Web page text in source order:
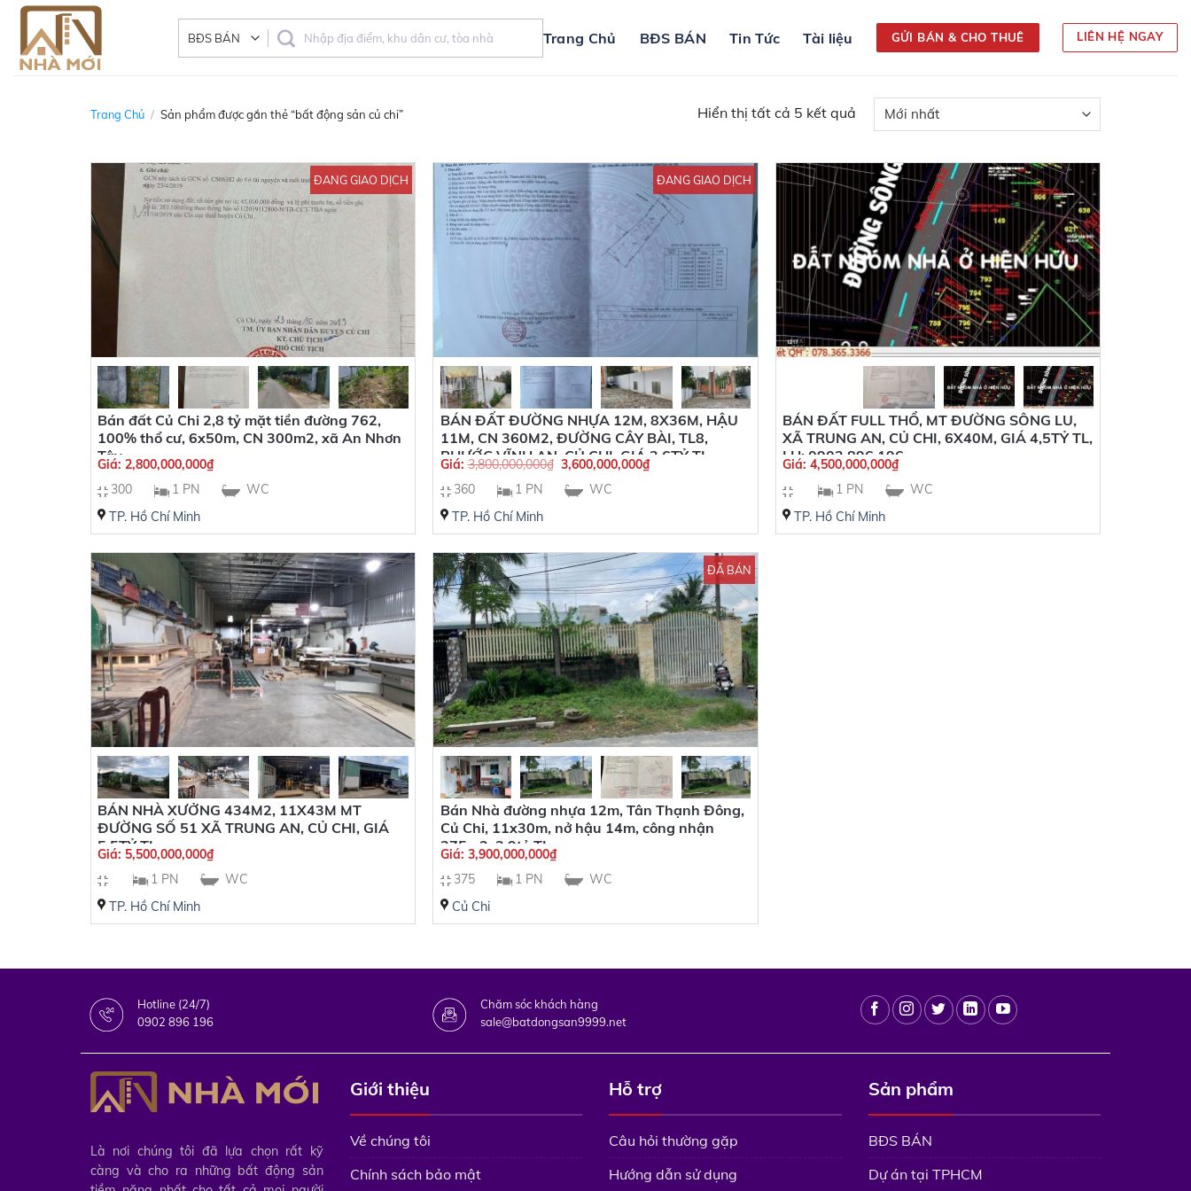
Skip
content
Trang Chủ BĐS BÁN Tin Tức Tài liệu GỬI BÁN & CHO THUÊ LIÊN HỆ NGAY
Trang Chủ / Sản phẩm được gắn thẻ “bất động sản củ chi” Hiển thị tất cả 5 kết quả
ĐANG GIAO DỊCH
Bán đất Củ Chi 2,8 tỷ mặt tiền đường 762,
100% thổ cư, 6x50m, CN 300m2, xã An Nhơn
Tây
Giá: 2,800,000,000₫
300
1 PN
WC
TP. Hồ Chí Minh
ĐANG GIAO DỊCH
BÁN ĐẤT ĐƯỜNG NHỰA 12M, 8X36M, HẬU
11M, CN 360M2, ĐƯỜNG CÂY BÀI, TL8,
PHƯỚC VĨNH AN, CỦ CHI, GIÁ 3,6TỶ TL
Giá:3,800,000,000₫ 3,600,000,000₫
360
1 PN
WC
TP. Hồ Chí Minh
BÁN ĐẤT FULL THỔ, MT ĐƯỜNG SÔNG LU,
XÃ TRUNG AN, CỦ CHI, 6X40M, GIÁ 4,5TỶ TL,
LH: 0902 896 196
Giá:4,500,000,000₫
1 PN
WC
TP. Hồ Chí Minh
BÁN NHÀ XƯỞNG 434M2, 11X43M MT
ĐƯỜNG SỐ 51 XÃ TRUNG AN, CỦ CHI, GIÁ
5,5TỶ TL
Giá: 5,500,000,000₫
1 PN
WC
TP. Hồ Chí Minh
ĐÃ BÁN
Bán Nhà đường nhựa 12m, Tân Thạnh Đông,
Củ Chi, 11x30m, nở hậu 14m, công nhận
375m2, 3,9tỷ TL
Giá: 3,900,000,000₫
375
1 PN
WC
Củ Chi
Hotline (24/7)
0902 896 196
Chăm sóc khách hàng
sale@batdongsan9999.net
Là nơi chúng tôi đã lựa chọn rất kỹ
càng và cho ra những bất động sản
Giới thiệu
Về chúng tôi
Chính sách bảo mật
Hỗ trợ
Câu hỏi thường gặp
Hướng dẫn sử dụng
Sản phẩm
BĐS BÁN
Dự án tại TPHCM